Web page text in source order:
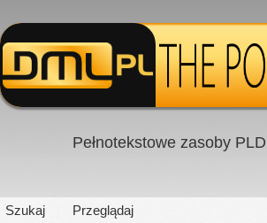
Pełnotekstowe zasoby
Szukaj Przeglądaj